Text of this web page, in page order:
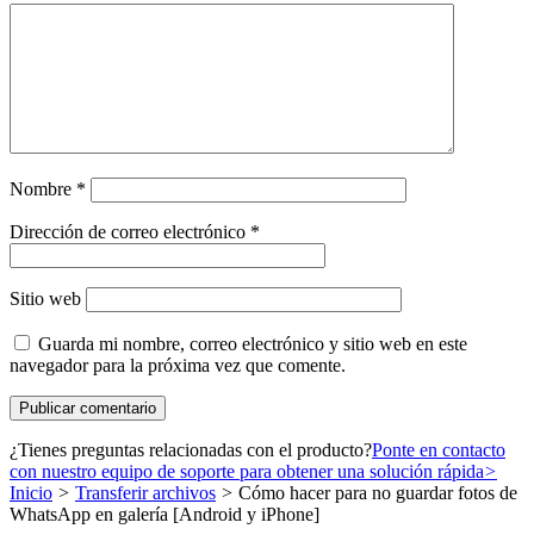
Nombre *
Dirección de correo electrónico *
Sitio web
Guarda mi nombre, correo electrónico y sitio web en este
navegador para la próxima vez que comente.
¿Tienes preguntas relacionadas con el producto?Ponte en contacto
con nuestro equipo de soporte para obtener una solución rápida>
Inicio > Transferir archivos > Cómo hacer para no guardar fotos de
WhatsApp en galería [Android y iPhone]